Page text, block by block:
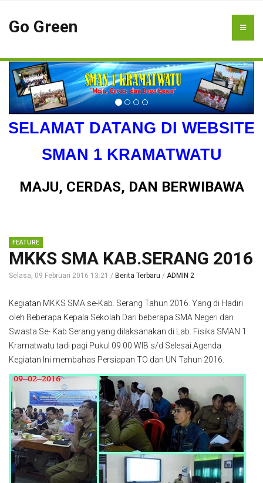
Go Green
SELAMAT DATANG DI WEBSITE
SMAN 1 KRAMATWATU
MAJU, CERDAS, DAN BERWIBAWA
MKKS SMA KAB.SERANG 2016
Selasa, 09 Februari 2016 13:21 Berita Terbaru ADMIN 2
Kegiatan MKKS SMA se-Kab. Serang Tahun 2016. Yang di Hadiri
oleh Beberapa Kepala Sekolah Dari beberapa SMA Negeri dan
Swasta Se- Kab Serang yang dilaksanakan di Lab. Fisika SMAN 1
Kramatwatu tadi pagi Pukul 09.00 WIB s/d Selesai.Agenda
Kegiatan Ini membahas Persiapan TO dan UN Tahun 2016.